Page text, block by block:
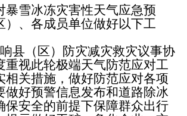
暴雪冰冻灾害性天气应急预
）、各成员单位做好以下工
（区）防灾减灾救灾议事协
重视此轮极端天气防范应对工
相关措施，做好防范应对各项
做好预警信息发布和道路除冰
保安全的前提下保障群众出行